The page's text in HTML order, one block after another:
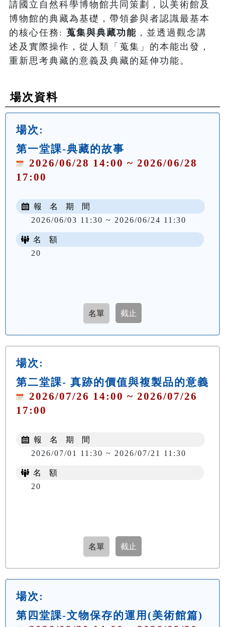
請國立自然科學博物館共同策劃，以美術館及
博物館的典藏為基礎，帶領參與者認識最基本
的核心任務: 蒐集與典藏功能 ，並透過觀念講
述及實際操作，從人類「蒐集」的本能出發，
重新思考典藏的意義及典藏的延伸功能。
場次資料
場次:
第一堂課-典藏的故事
2026/06/28 14:00 ~ 2026/06/28
17:00
報 名 期 間
2026/06/03 11:30 ~ 2026/06/24 11:30
名 額
20
場次:
第二堂課- 真跡的價值與複製品的意義
2026/07/26 14:00 ~ 2026/07/26
17:00
報 名 期 間
2026/07/01 11:30 ~ 2026/07/21 11:30
名 額
20
場次:
第四堂課-文物保存的運用(美術館篇)